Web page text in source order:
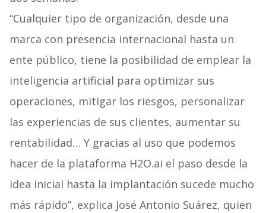
“Cualquier tipo de organización, desde una
marca con presencia internacional hasta un
ente público, tiene la posibilidad de emplear la
inteligencia artificial para optimizar sus
operaciones, mitigar los riesgos, personalizar
las experiencias de sus clientes, aumentar su
rentabilidad… Y gracias al uso que podemos
hacer de la plataforma H2O.ai el paso desde la
idea inicial hasta la implantación sucede mucho
más rápido”, explica José Antonio Suárez, quien